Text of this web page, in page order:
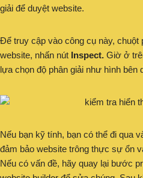
giải để duyệt website.
Để truy cập vào công cụ này, chuột
website, nhấn nút Inspect. Giờ ở
lựa chọn độ phân giải như hình bên
Nếu bạn kỹ tính, bạn có thể đi qua
đảm bảo website trông thực sự ổn
Nếu có vấn đề, hãy quay lại bước